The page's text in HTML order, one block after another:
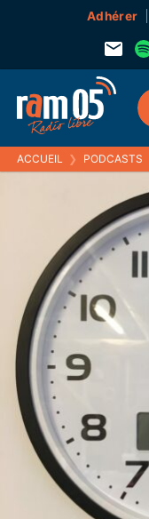
Adhérer
ACCUEIL ❯ PODCASTS